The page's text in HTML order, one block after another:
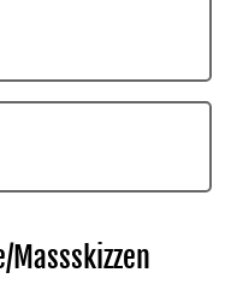
Massskizzen